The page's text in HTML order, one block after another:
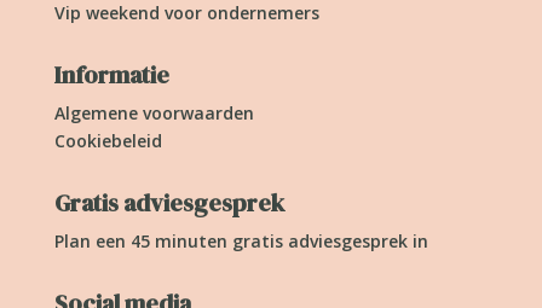
Vip weekend voor ondernemers
Informatie
Algemene voorwaarden
Cookiebeleid
Gratis adviesgesprek
Plan een 45 minuten gratis adviesgesprek in